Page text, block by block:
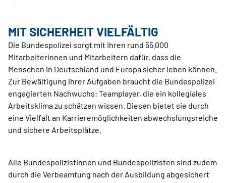
MIT SICHERHEIT VIELFÄLTIG
Die Bundespolizei sorgt mit ihren rund 55.000
Mitarbeiterinnen und Mitarbeitern dafür, dass die
Menschen in Deutschland und Europa sicher leben können.
Zur Bewältigung ihrer Aufgaben braucht die Bundespolizei
engagierten Nachwuchs: Teamplayer, die ein kollegiales
Arbeitsklima zu schätzen wissen. Diesen bietet sie durch
eine Vielfalt an Karrieremöglichkeiten abwechslungsreiche
und sichere Arbeitsplätze.
Alle Bundespolizistinnen und Bundespolizisten sind zudem
durch die Verbeamtung nach der Ausbildung abgesichert